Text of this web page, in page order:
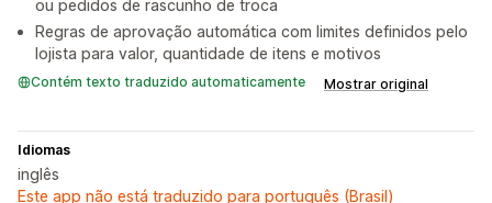
ou pedidos de rascunho de troca
Regras de aprovação automática com limites definidos pelo
lojista para valor, quantidade de itens e motivos
Contém texto traduzido automaticamente Mostrar original
Idiomas
inglês
Este app não está traduzido para português (Brasil)